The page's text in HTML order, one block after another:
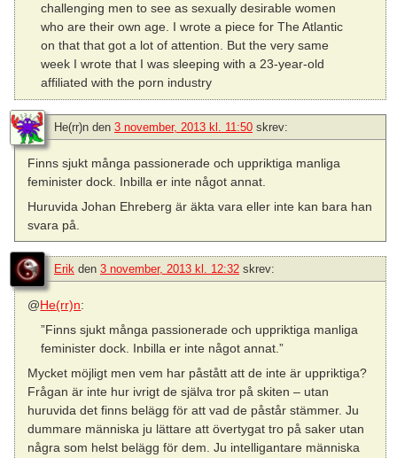
challenging men to see as sexually desirable women
who are their own age. I wrote a piece for The Atlantic
on that that got a lot of attention. But the very same
week I wrote that I was sleeping with a 23-year-old
affiliated with the porn industry
He(rr)n den 3 november, 2013 kl. 11:50 skrev:
Finns sjukt många passionerade och uppriktiga manliga
feminister dock. Inbilla er inte något annat.
Huruvida Johan Ehreberg är äkta vara eller inte kan bara han
svara på.
Erik den 3 november, 2013 kl. 12:32 skrev:
@He(rr)n:
”Finns sjukt många passionerade och uppriktiga manliga
feminister dock. Inbilla er inte något annat.”
Mycket möjligt men vem har påstått att de inte är uppriktiga?
Frågan är inte hur ivrigt de själva tror på skiten – utan
huruvida det finns belägg för att vad de påstår stämmer. Ju
dummare människa ju lättare att övertygat tro på saker utan
några som helst belägg för dem. Ju intelligantare människa